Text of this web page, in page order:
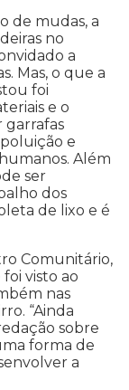
de mudas, a
no
a
Mas, o que a
foi
e o
garrafas
e
Além
ser
dos
de lixo e é
Comunitário,
visto ao
nas
“Ainda
sobre
forma de
a